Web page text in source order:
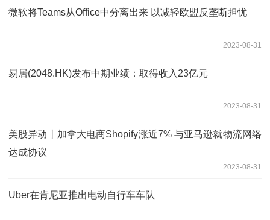
微软将Teams从Office中分离出来 以减轻欧盟反垄断担忧
2023-08-31
易居(2048.HK)发布中期业绩：取得收入23亿元
2023-08-31
美股异动丨加拿大电商Shopify涨近7% 与亚马逊就物流网络
达成协议
2023-08-31
Uber在肯尼亚推出电动自行车车队